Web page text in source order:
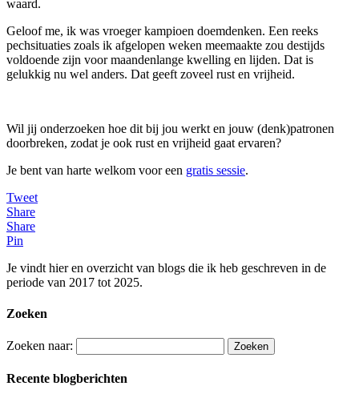
waard.
Geloof me, ik was vroeger kampioen doemdenken. Een reeks
pechsituaties zoals ik afgelopen weken meemaakte zou destijds
voldoende zijn voor maandenlange kwelling en lijden. Dat is
gelukkig nu wel anders. Dat geeft zoveel rust en vrijheid.
Wil jij onderzoeken hoe dit bij jou werkt en jouw (denk)patronen
doorbreken, zodat je ook rust en vrijheid gaat ervaren?
Je bent van harte welkom voor een gratis sessie.
Tweet
Share
Share
Pin
Je vindt hier en overzicht van blogs die ik heb geschreven in de
periode van 2017 tot 2025.
Zoeken
Zoeken naar:
Recente blogberichten